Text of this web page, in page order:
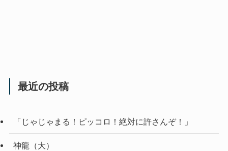
最近の投稿
「じゃじゃまる！ピッコロ！絶対に許さんぞ！」
神龍（大）